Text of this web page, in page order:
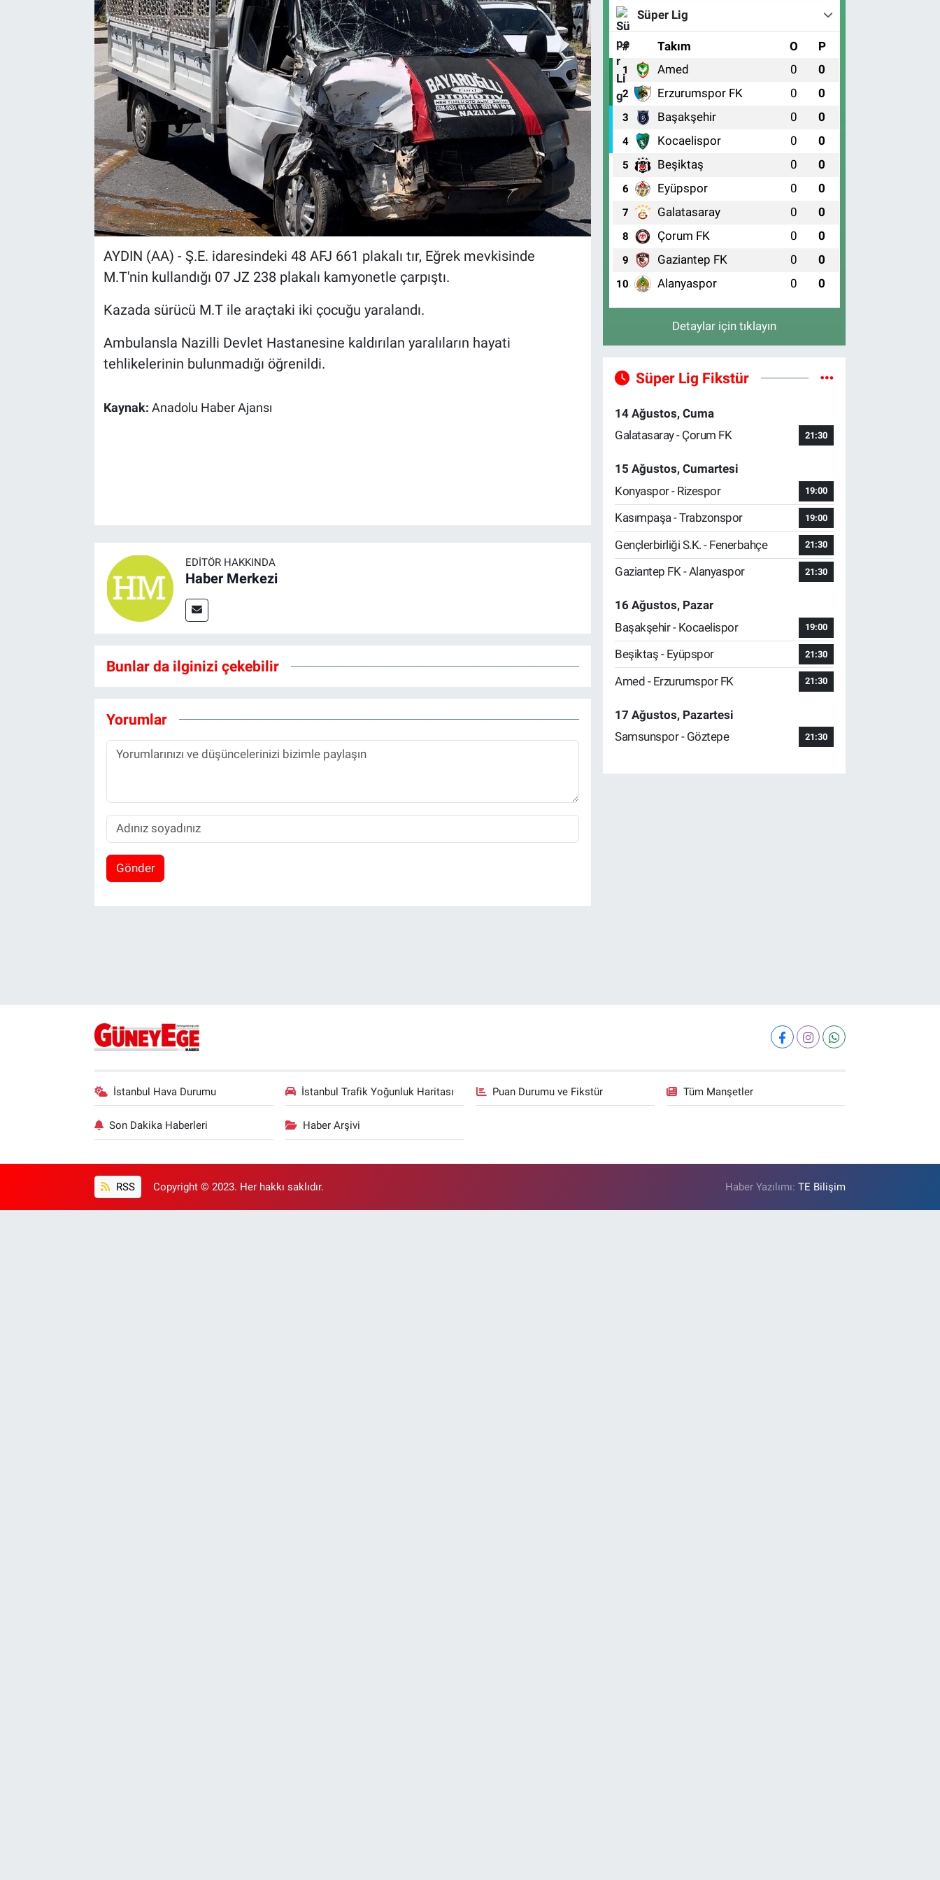
AYDIN (AA) - Ş.E. idaresindeki 48 AFJ 661 plakalı tır, Eğrek mevkisinde
M.T'nin kullandığı 07 JZ 238 plakalı kamyonetle çarpıştı.
Kazada sürücü M.T ile araçtaki iki çocuğu yaralandı.
Ambulansla Nazilli Devlet Hastanesine kaldırılan yaralıların hayati
tehlikelerinin bulunmadığı öğrenildi.
Kaynak: Anadolu Haber Ajansı
EDITÖR HAKKINDA
Haber Merkezi
Bunlar da ilginizi çekebilir
Yorumlar
Gönder
Süper Lig
# Takım O P
1 Amed 0 0
2 Erzurumspor FK 0 0
3 Başakşehir 0 0
4 Kocaelispor 0 0
5 Beşiktaş 0 0
6 Eyüpspor 0 0
7 Galatasaray 0 0
8 Çorum FK 0 0
9 Gaziantep FK 0 0
10 Alanyaspor 0 0
Detaylar için tıklayın
Süper Lig Fikstür
14 Ağustos, Cuma
Galatasaray - Çorum FK
21:30
15 Ağustos, Cumartesi
Konyaspor - Rizespor
19:00
Kasımpaşa - Trabzonspor 19:00
Gençlerbirliği S.K. - Fenerbahçe 21:30
Gaziantep FK - Alanyaspor 21:30
16 Ağustos, Pazar
Başakşehir - Kocaelispor
19:00
Beşiktaş - Eyüpspor 21:30
Amed - Erzurumspor FK 21:30
17 Ağustos, Pazartesi
Samsunspor - Göztepe
21:30
İstanbul Hava Durumu İstanbul Trafik Yoğunluk Haritası Puan Durumu ve Fikstür Tüm Manşetler
Son Dakika Haberleri Haber Arşivi
RSS Copyright © 2023. Her hakkı saklıdır. Haber Yazılımı:TE Bilişim